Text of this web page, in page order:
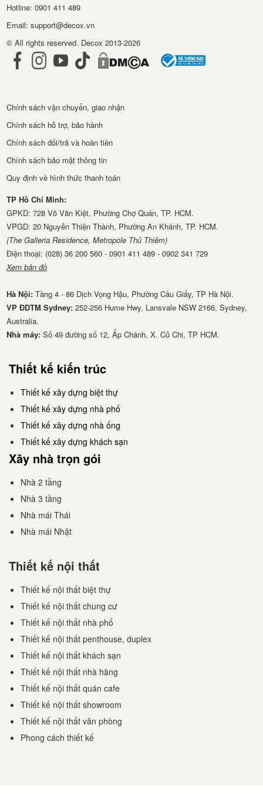
Hotline: 0901 411 489
Email: support@decox.vn
© All rights reserved. Decox 2013-2026
Chính sách vận chuyển, giao nhận
Chính sách hỗ trợ, bảo hành
Chính sách đổi/trả và hoàn tiền
Chính sách bảo mật thông tin
Quy định về hình thức thanh toán
TP Hồ Chí Minh:
GPKD: 728 Võ Văn Kiệt, Phường Chợ Quán, TP. HCM.
VPGD: 20 Nguyễn Thiện Thành, Phường An Khánh, TP. HCM.
(The Galleria Residence, Metropole Thủ Thiêm)
Điện thoại: (028) 36 200 560 - 0901 411 489 - 0902 341 729
Xem bản đồ
Hà Nội:Tầng 4 - 86 Dịch Vọng Hậu, Phường Cầu Giấy, TP Hà Nội.
VP ĐDTM Sydney: 252-256 Hume Hwy, Lansvale NSW 2166, Sydney,
Australia.
Nhà má​y: Số 49 đường số 12, Ấp Chánh, X. Củ Chi, TP HCM.
Thiết kế kiến trúc
Thiết kế xây dựng biệt thự
Thiết kế xây dựng nhà phố
Thiết kế xây dựng nhà ống
Thiết kế xây dựng khách sạn
Xây nhà trọn gói
Nhà 2 tầng
Nhà 3 tầng
Nhà mái Thái
Nhà mái Nhật
Thiết kế nội thất
Thiết kế nội thất biệt thự
Thiết kế nội thất chung cư
Thiết kế nội thất nhà phố
Thiết kế nội thất penthouse, duplex
Thiết kế nội thất khách sạn
Thiết kế nội thất nhà hàng
Thiết kế nội thất quán cafe
Thiết kế nội thất showroom
Thiết kế nội thất văn phòng
Phong cách thiết kế